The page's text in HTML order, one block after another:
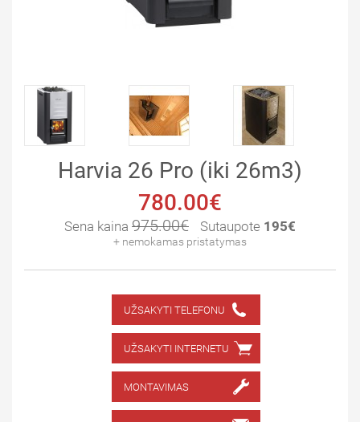
Harvia 26 Pro (iki 26m3)
780.00€
Sena kaina 975.00€ Sutaupote 195€
+ nemokamas pristatymas
UŽSAKYTI TELEFONU
UŽSAKYTI INTERNETU
MONTAVIMAS